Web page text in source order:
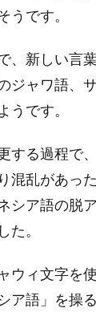
うです。
、新しい言
ャワ語、
うです。
する過程で
混乱があっ
シア語の脱
た。
ウィ文字を
ア語」を操